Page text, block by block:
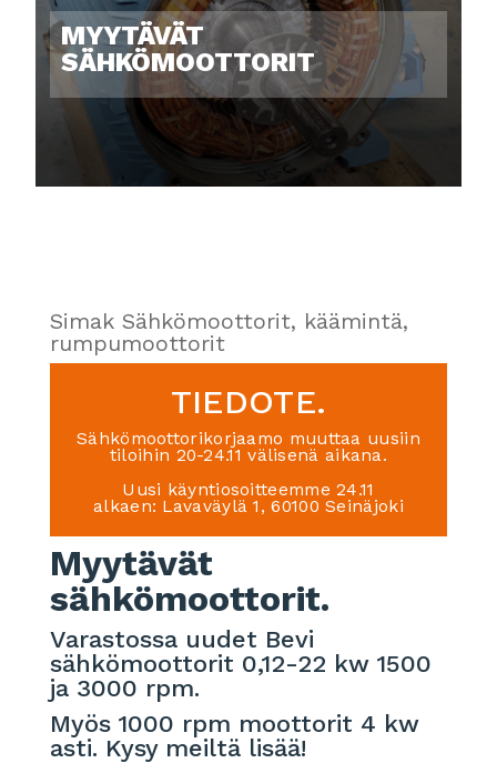
MYYTÄVÄT
SÄHKÖMOOTTORIT
Simak Sähkömoottorit, käämintä,
rumpumoottorit
TIEDOTE.
Sähkömoottorikorjaamo muuttaa uusiin
tiloihin 20-24.11 välisenä aikana.
Uusi käyntiosoitteemme 24.11
alkaen: Lavaväylä 1, 60100 Seinäjoki
Myytävät
sähkömoottorit.
Varastossa uudet Bevi
sähkömoottorit 0,12-22 kw 1500
ja 3000 rpm.
Myös 1000 rpm moottorit 4 kw
asti. Kysy meiltä lisää!